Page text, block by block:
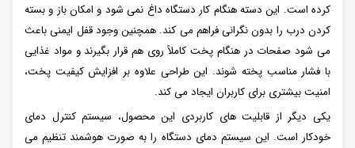
کرده است. این دسته هنگام کار دستگاه داغ نمی شود و امکان باز و بسته
کردن درب را بدون نگرانی فراهم می کند. همچنین وجود قفل ایمنی باعث
می شود صفحات در هنگام پخت کاملاً روی هم قرار بگیرند و مواد غذایی
با فشار مناسب پخته شوند. این طراحی علاوه بر افزایش کیفیت پخت،
امنیت بیشتری برای کاربران ایجاد می کند.
یکی دیگر از قابلیت های کاربردی این محصول، سیستم کنترل دمای
خودکار است. این سیستم دمای دستگاه را به صورت هوشمند تنظیم می